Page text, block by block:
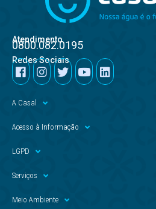
Atendimento
0800.082.0195
Redes Sociais
A Casal
Acesso à Informação
LGPD
Serviços
Meio Ambiente